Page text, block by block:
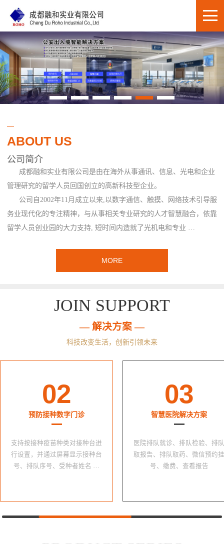
ABOUT US
公司简介
成都融和实业有限公司是由在海外从事通讯、信息、光电和企业
管理研究的留学人员回国创立的高新科技型企业。
公司自2002年11月成立以来,以数字通信、触摸、网络技术引导服
务业现代化的专注精神，与从事相关专业研究的人才智慧融合，依靠
留学人员创业园的大力支持, 短时间内造就了光机电和专业 …
MORE
JOIN SUPPORT
— 解决方案 —
科技改变生活，创新引领未来
02
预防接种数字门诊
支持按接种疫苗种类对接种台进
行设置，并通过屏幕显示接种台
号、排队序号、受种者姓名 …
03
智慧医院解决方案
医院排队就诊、排队检验、排队
取报告、排队取药、微信预约挂
号、缴费、查看报告